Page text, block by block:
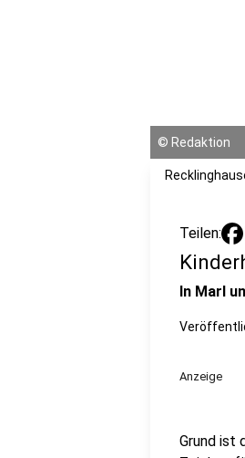
© Redaktion
Teilen:
In Marl
Anzeige
Grund ist